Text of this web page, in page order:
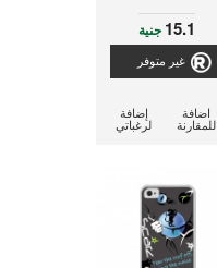
15.1 جنية
غير متوفر
إضافة
لرغباتي
اضافة
للمقارنة